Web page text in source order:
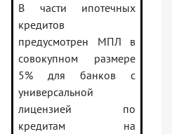
В части ипотечных
кредитов
предусмотрен МПЛ в
совокупном размере
5% для банков с
универсальной
лицензией по
кредитам на